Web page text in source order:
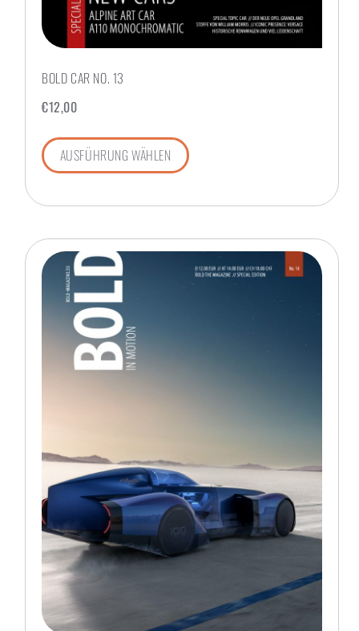
BOLD CAR NO. 13
€12,00
AUSFÜHRUNG WÄHLEN